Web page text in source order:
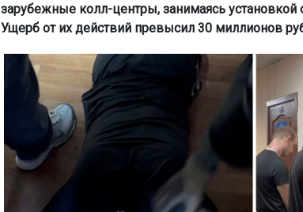
зарубежные колл-центры, занимаясь установкой
Ущерб от их действий превысил 30 миллионов